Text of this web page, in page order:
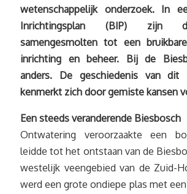
wetenschappelijk onderzoek. In
Inrichtingsplan (BIP) zijn
samengesmolten tot een
inrichting en beheer. Bij de
anders. De geschiedenis van dit
kenmerkt zich door gemiste kansen
Een steeds veranderende Biesbosch
Ontwatering veroorzaakte een
leidde tot het ontstaan van de
westelijk veengebied van de Zuid-
werd een grote ondiepe plas met